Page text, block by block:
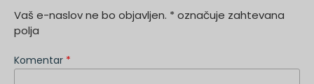
Vaš e-naslov ne bo objavljen. * označuje zahtevana
polja
Komentar *